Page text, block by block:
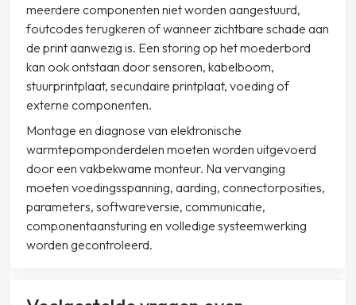
meerdere componenten niet worden aangestuurd,
foutcodes terugkeren of wanneer zichtbare schade aan
de print aanwezig is. Een storing op het moederbord
kan ook ontstaan door sensoren, kabelboom,
stuurprintplaat, secundaire printplaat, voeding of
externe componenten.
Montage en diagnose van elektronische
warmtepomponderdelen moeten worden uitgevoerd
door een vakbekwame monteur. Na vervanging
moeten voedingsspanning, aarding, connectorposities,
parameters, softwareversie, communicatie,
componentaansturing en volledige systeemwerking
worden gecontroleerd.